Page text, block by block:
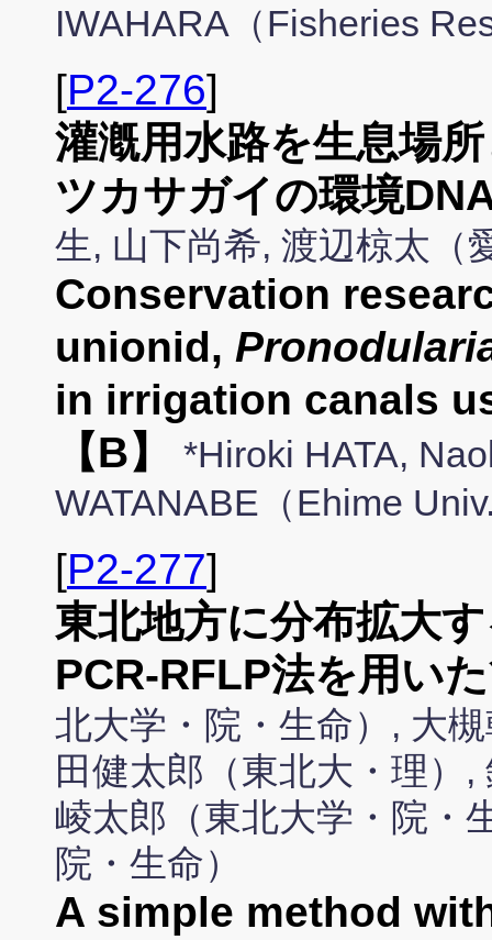
IWAHARA（Fisheries
[P2-276]
灌漑用水路を生息場
ツカサガイの環境
生, 山下尚希, 渡辺椋太（
Conservation
unionid,
in irrigation canals
【B】
*Hiroki HATA,
WATANABE（Ehime
[P2-277]
東北地方に分布拡大
PCR-RFLP法を用い
北大学・院・生命）, 大
田健太郎（東北大・理）
崚太郎（東北大学・院・
院・生命）
A simple method